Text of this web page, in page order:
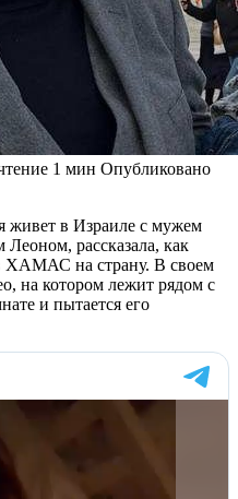
1 мин Опубликовано
живет в Израиле с мужем
рассказала, как
ХАМАС на страну. В своем
на котором лежит рядом с
и пытается его